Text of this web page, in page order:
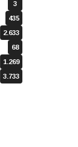
3
435
2.633
68
1.269
3.733